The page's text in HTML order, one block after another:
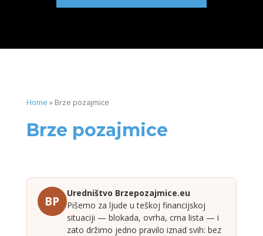
Home » Brze pozajmice
Brze pozajmice
BP
Uredništvo Brzepozajmice.eu
Pišemo za ljude u teškoj financijskoj
situaciji — blokada, ovrha, crna lista — i
zato držimo jedno pravilo iznad svih: bez